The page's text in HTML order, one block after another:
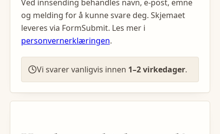
Ved innsending behandles navn, e-post, emne
og melding for å kunne svare deg. Skjemaet
leveres via FormSubmit. Les mer i
personvernerklæringen.
Vi svarer vanligvis innen 1–2 virkedager.